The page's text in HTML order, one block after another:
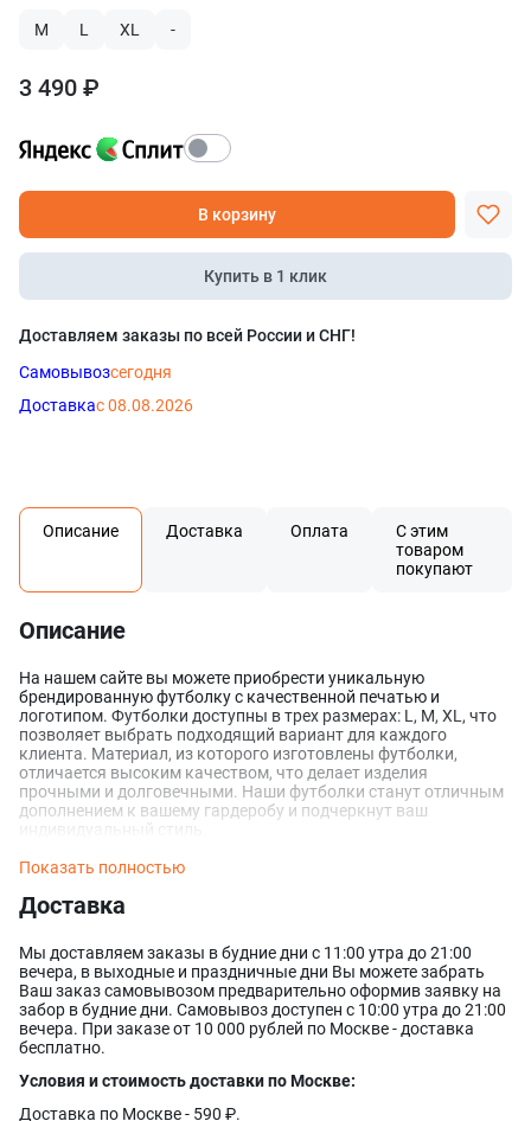
M L XL -
3 490 ₽
В корзину
Купить в 1 клик
Доставляем заказы по всей России и СНГ!
Самовывозсегодня
Доставкас 08.08.2026
Описание Доставка Оплата
С этим
товаром
покупают
Описание
На нашем сайте вы можете приобрести уникальную
брендированную футболку с качественной печатью и
логотипом. Футболки доступны в трех размерах: L, M, XL, что
позволяет выбрать подходящий вариант для каждого
клиента. Материал, из которого изготовлены футболки,
отличается высоким качеством, что делает изделия
прочными и долговечными. Наши футболки станут отличным
дополнением к вашему гардеробу и подчеркнут ваш
индивидуальный стиль.
Показать полностью
Доставка
Мы доставляем заказы в будние дни с 11:00 утра до 21:00
вечера, в выходные и праздничные дни Вы можете забрать
Ваш заказ самовывозом предварительно оформив заявку на
забор в будние дни. Самовывоз доступен с 10:00 утра до 21:00
вечера. При заказе от 10 000 рублей по Москве - доставка
бесплатно.
Условия и стоимость доставки по Москве:
Доставка по Москве - 590 ₽.
Заказать звонок
Ваше имя
Данные формы отправлены
Купить в 1 клик
Оставьте заявку, и наш менеджер свяжется с вами в
ближайшее время
Ваше имя
Ваш номер телефона
Данные формы отправлены
Ваше имя
Телефон
Комментарий
Оставить заявку
Ваше имя
Телефон
Данные формы отправлены